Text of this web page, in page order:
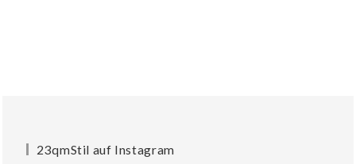
23qmStil auf Instagram